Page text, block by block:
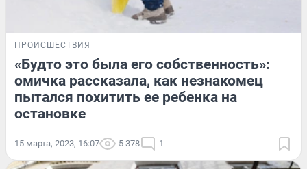
ПРОИСШЕСТВИЯ
«Будто это была его собственность»:
омичка рассказала, как незнакомец
пытался похитить ее ребенка на
остановке
15 марта, 2023, 16:07 5 378 1